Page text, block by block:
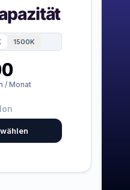
1500K
/ Monat